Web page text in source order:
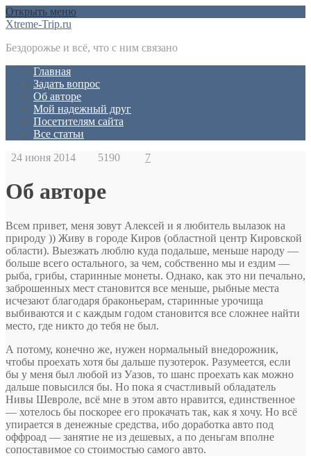
Открыть меню
Xtreme-Trip.ru
Бездорожье и всё, что с ним связано
Главная
Задать вопрос
Об авторе
Мой надежный друг
Посетителям сайта
Все статьи
24 июня 2014
5190 7
Об авторе
Всем привет, меня зовут Алексей и я любитель вылазок на
природу )) Живу в городе Киров (областной центр Кировской
области). Выезжать люблю куда подальше, меньше народу —
больше всего остального, за чем, собственно мы и ездим —
рыба, грибы, старинные монеты. Однако, как это ни печально,
заброшенных мест становится все меньше, рыбные места
исчезают благодаря браконьерам, старинные урочища
выбиваются и с каждым годом становится все сложнее найти
место, где никто до тебя не был.
А потому, конечно же, нужен нормальный внедорожник,
чтобы проехать хотя бы дальше пузотерок. Разумеется, если
бы у меня был любой из Уазов, то шанс проехать как можно
дальше повысился бы. Но пока я счастливый обладатель
Нивы Шевроле, всё мне в этом авто нравится, единственное
— хотелось бы поскорее его прокачать так, как я хочу. Но всё
упирается в денежные средства, ибо доработка авто под
оффроад — занятие не из дешевых, а по деньгам вполне
сопоставимое со стоимостью самого авто.